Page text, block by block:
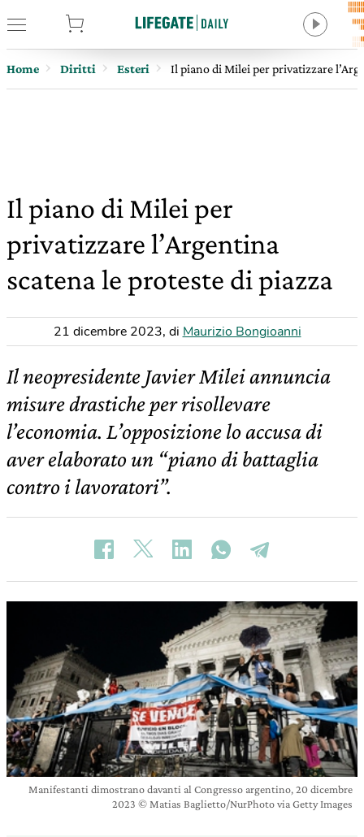
Home Diritti Esteri Il piano di Milei per privatizzare
Il piano di Milei per
privatizzare l’Argentina
scatena le proteste di piazza
21 dicembre 2023, di Maurizio Bongioanni
Il neopresidente Javier Milei annuncia
misure drastiche per risollevare
l’economia. L’opposizione lo accusa di
aver elaborato un “piano di battaglia
contro i lavoratori”.
Manifestanti dimostrano davanti al Congresso argentino, 20 dicembre
2023 © Matias Baglietto/NurPhoto via Getty Images